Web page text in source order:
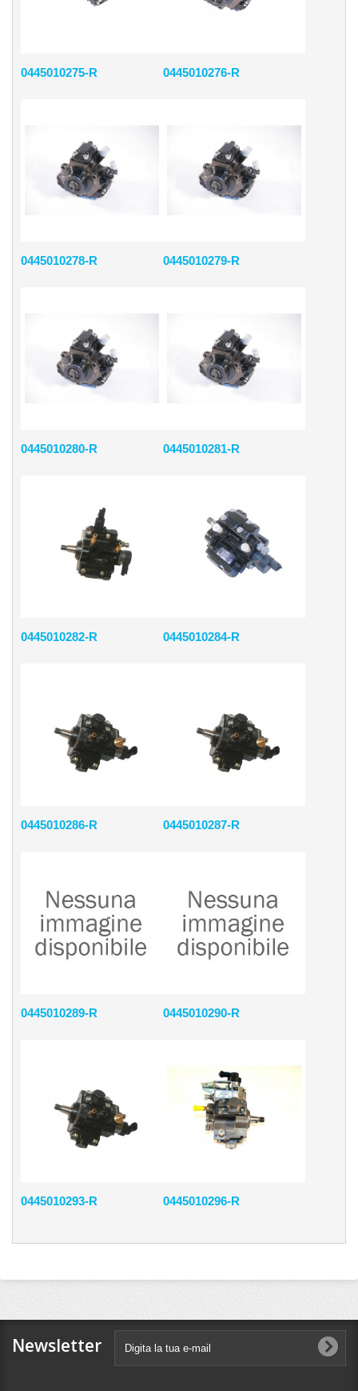
0445010275-R 0445010276-R
0445010278-R 0445010279-R
0445010280-R 0445010281-R
0445010282-R 0445010284-R
0445010286-R 0445010287-R
0445010289-R 0445010290-R
0445010293-R 0445010296-R
Newsletter